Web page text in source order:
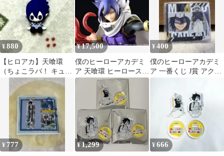
¥880
【ヒロアカ】天喰環
（ちょこラバ！ キュー
トっと）
¥17,500
僕のヒーローアカデミ
ア 天喰環 ヒーロースー
ツVer. 1/8 完成品フィギ
¥400
僕のヒーローアカデミ
ア 一番くじ J賞 アクリ
¥ 777 ¥1,299 ¥666